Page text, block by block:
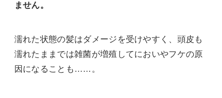
ません。
濡れた状態の髪はダメージを受けやすく、頭皮も
濡れたままでは雑菌が増殖してにおいやフケの原
因になることも……。